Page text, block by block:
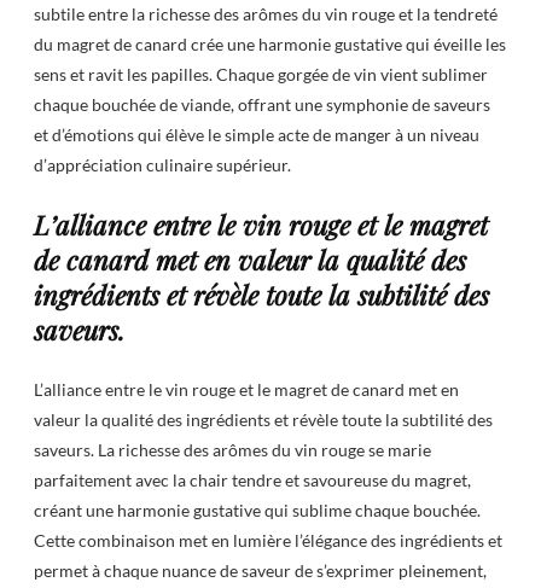
subtile entre la richesse des arômes du vin rouge et la tendreté
du magret de canard crée une harmonie gustative qui éveille les
sens et ravit les papilles. Chaque gorgée de vin vient sublimer
chaque bouchée de viande, offrant une symphonie de saveurs
et d’émotions qui élève le simple acte de manger à un niveau
d’appréciation culinaire supérieur.
L’alliance entre le vin rouge et le magret
de canard met en valeur la qualité des
ingrédients et révèle toute la subtilité des
saveurs.
L’alliance entre le vin rouge et le magret de canard met en
valeur la qualité des ingrédients et révèle toute la subtilité des
saveurs. La richesse des arômes du vin rouge se marie
parfaitement avec la chair tendre et savoureuse du magret,
créant une harmonie gustative qui sublime chaque bouchée.
Cette combinaison met en lumière l’élégance des ingrédients et
permet à chaque nuance de saveur de s’exprimer pleinement,